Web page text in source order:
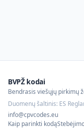
BVPŽ kodai
Bendrasis viešųjų pirkimų
Duomenų šaltinis: ES
info@cpvcodes.eu
Kaip parinkti kodą